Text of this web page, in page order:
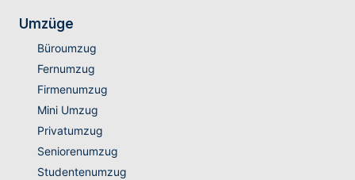
Umzüge
Büroumzug
Fernumzug
Firmenumzug
Mini Umzug
Privatumzug
Seniorenumzug
Studentenumzug